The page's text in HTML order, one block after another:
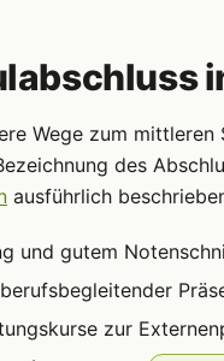
Wege zum
des
ausführlich
und gutem
berufsbegleitender
zur